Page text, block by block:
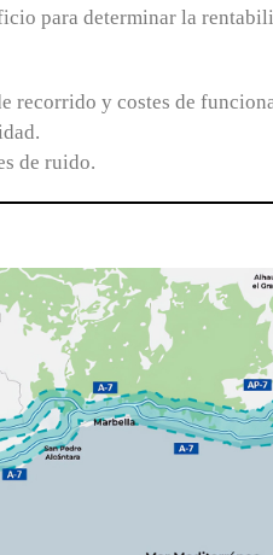
para determinar la
recorrido y costes de
de ruido.